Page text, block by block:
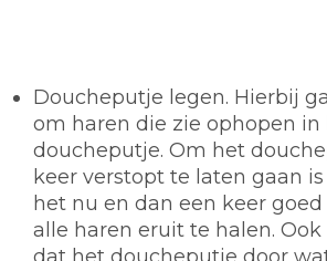
Doucheputje legen. Hierbij
om haren die zie ophopen in
doucheputje. Om het
keer verstopt te laten gaan
het nu en dan een keer
alle haren eruit te halen.